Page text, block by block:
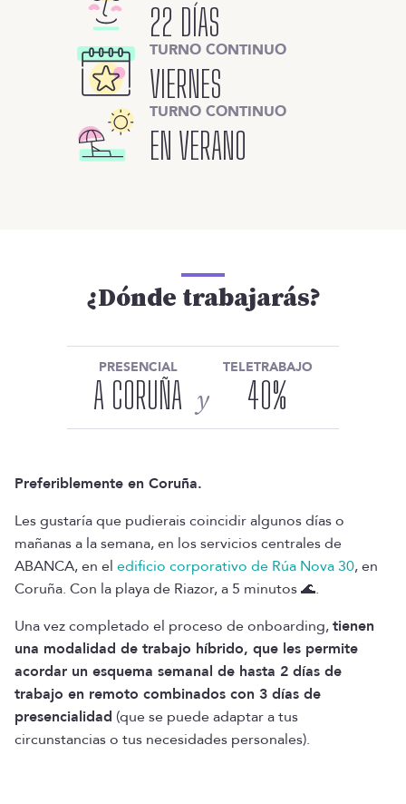
22 DÍAS
TURNO CONTINUO
VIERNES
TURNO CONTINUO
EN VERANO
¿Dónde trabajarás?
PRESENCIAL
A CORUÑA y
TELETRABAJO
40%
Preferiblemente en Coruña.
Les gustaría que pudierais coincidir algunos días o
mañanas a la semana, en los servicios centrales de
ABANCA, en el edificio corporativo de Rúa Nova 30, en
Coruña. Con la playa de Riazor, a 5 minutos 🌊.
Una vez completado el proceso de onboarding,tienen
una modalidad de trabajo híbrido, que les permite
acordar un esquema semanal de hasta 2 días de
trabajo en remoto combinados con 3 días de
presencialidad (que se puede adaptar a tus
circunstancias o tus necesidades personales).